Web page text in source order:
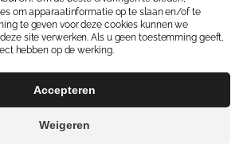
06 15336587|info@jipkes.nl
coach|Blog en Downloads
om apparaatinformatie op te slaan en/of te
te geven voor deze cookies kunnen we
site verwerken. Als u geen toestemming geeft,
hebben op de werking.
Accepteren
Weigeren